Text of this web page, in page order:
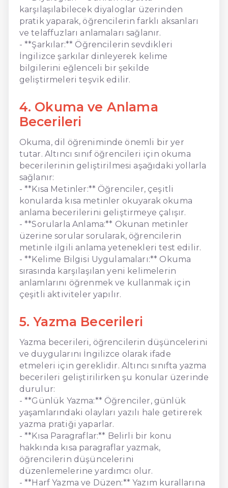
karşılaşılabilecek diyaloglar üzerinden
pratik yaparak, öğrencilerin farklı aksanları
ve telaffuzları anlamaları sağlanır.
- **Şarkılar:** Öğrencilerin sevdikleri
İngilizce şarkılar dinleyerek kelime
bilgilerini eğlenceli bir şekilde
geliştirmeleri teşvik edilir.
4. Okuma ve Anlama
Becerileri
Okuma, dil öğreniminde önemli bir yer
tutar. Altıncı sınıf öğrencileri için okuma
becerilerinin geliştirilmesi aşağıdaki yollarla
sağlanır:
- **Kısa Metinler:** Öğrenciler, çeşitli
konularda kısa metinler okuyarak okuma
anlama becerilerini geliştirmeye çalışır.
- **Sorularla Anlama:** Okunan metinler
üzerine sorular sorularak, öğrencilerin
metinle ilgili anlama yetenekleri test edilir.
- **Kelime Bilgisi Uygulamaları:** Okuma
sırasında karşılaşılan yeni kelimelerin
anlamlarını öğrenmek ve kullanmak için
çeşitli aktiviteler yapılır.
5. Yazma Becerileri
Yazma becerileri, öğrencilerin düşüncelerini
ve duygularını İngilizce olarak ifade
etmeleri için gereklidir. Altıncı sınıfta yazma
becerileri geliştirilirken şu konular üzerinde
durulur:
- **Günlük Yazma:** Öğrenciler, günlük
yaşamlarındaki olayları yazılı hale getirerek
yazma pratiği yaparlar.
- **Kısa Paragraflar:** Belirli bir konu
hakkında kısa paragraflar yazmak,
öğrencilerin düşüncelerini
düzenlemelerine yardımcı olur.
- **Harf Yazma ve Düzen:** Yazım kurallarına